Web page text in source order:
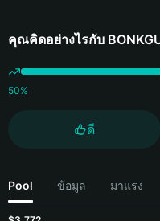
คุณคิดอย่างไรกับ
50%
ดี
Pool ข้อมูล มาแรง